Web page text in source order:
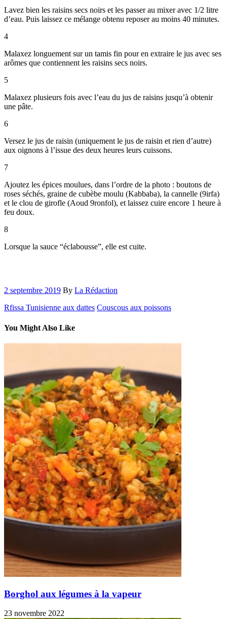
Lavez bien les raisins secs noirs et les passer au mixer avec 1/2 litre
d’eau. Puis laissez ce mélange obtenu reposer au moins 40 minutes.
4
Malaxez longuement sur un tamis fin pour en extraire le jus avec ses
arômes que contiennent les raisins secs noirs.
5
Malaxez plusieurs fois avec l’eau du jus de raisins jusqu’à obtenir
une pâte.
6
Versez le jus de raisin (uniquement le jus de raisin et rien d’autre)
aux oignons à l’issue des deux heures leurs cuissons.
7
Ajoutez les épices moulues, dans l’ordre de la photo : boutons de
roses séchés, graine de cubèbe moulu (Kabbaba), la cannelle (9irfa)
et le clou de girofle (Aoud 9ronfol), et laissez cuire encore 1 heure à
feu doux.
8
Lorsque la sauce “éclabousse”, elle est cuite.
2 septembre 2019 By La Rédaction
Rfissa Tunisienne aux dattes Couscous aux poissons
You Might Also Like
Borghol aux légumes à la vapeur
23 novembre 2022